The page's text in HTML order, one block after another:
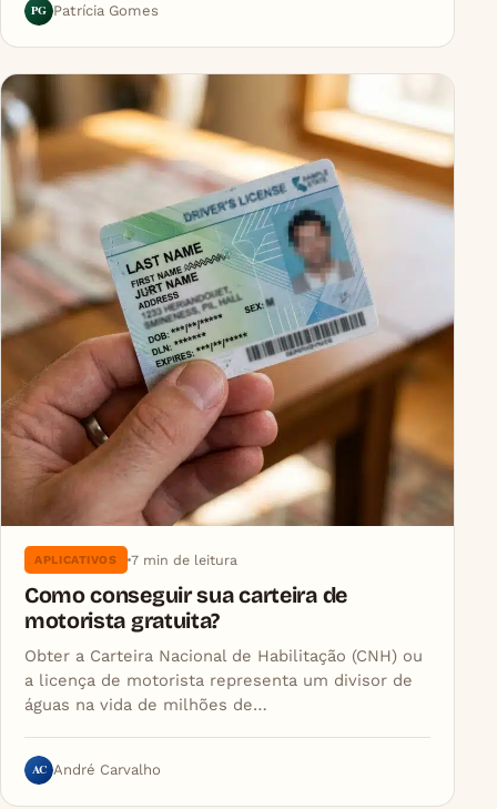
PG Patrícia Gomes
APLICATIVOS 7 min de leitura
Como conseguir sua carteira de
motorista gratuita?
Obter a Carteira Nacional de Habilitação (CNH) ou
a licença de motorista representa um divisor de
águas na vida de milhões de…
AC André Carvalho